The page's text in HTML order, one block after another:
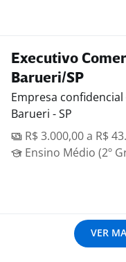
Executivo
Barueri/SP
Empresa confidencial
Barueri - SP
R$ 3.000,00 a R$
Ensino Médio (2º
VER